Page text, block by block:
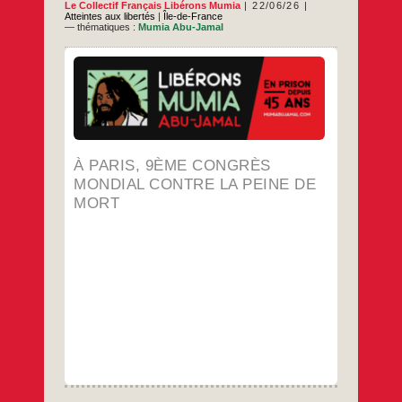
Le Collectif Français Libérons Mumia
22/06/26
Atteintes aux libertés | Île-de-France
— thématiques :Mumia Abu-Jamal
À PARIS, 9ÈME CONGRÈS
MONDIAL CONTRE LA PEINE DE
MORT
100 artistes pour la libération de Mumia. ­
Plus d’une centaine d’artistes
(professionnels et amateurs du monde
entier) ont réalisé des œuvres en soutien au
journaliste afro-américain. ­ En savoir + ­ Pour
en savoir plus sur cette affaire et agir pour la
www.mumiabujamal.com
…
À
Paris,
9ème
Congrès
Mondial
…